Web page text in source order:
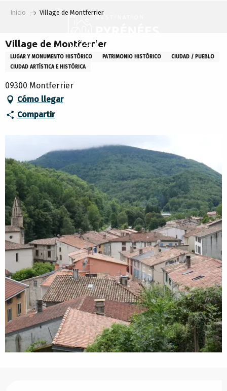
principal
Inicio Village de Montferrier
Village de Montferrier
LUGAR Y MONUMENTO HISTÓRICO PATRIMONIO HISTÓRICO
CIUDAD / PUEBLO
CIUDAD ARTÍSTICA E HISTÓRICA
09300 Montferrier
Cómo llegar
Compartir